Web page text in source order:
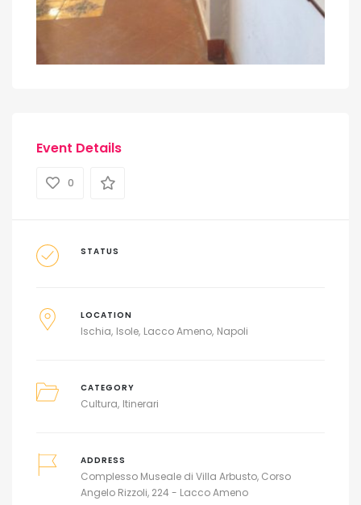
Event Details
0
STATUS
LOCATION
Ischia Isole Lacco Ameno Napoli
CATEGORY
Cultura Itinerari
ADDRESS
Complesso Museale di Villa Arbusto, Corso
Angelo Rizzoli, 224 - Lacco Ameno